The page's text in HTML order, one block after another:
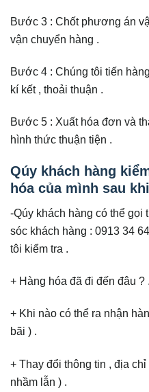
Bước 3 : Chốt phương án
vận chuyển hàng .
Bước 4 : Chúng tôi tiến
kí kết , thoải thuận .
Bước 5 : Xuất hóa đơn và
hình thức thuận tiện .
Qúy khách hàng
hóa của mình sau
-Qúy khách hàng có thể gọi
sóc khách hàng : 0913 34
tôi kiểm tra .
+ Hàng hóa đã đi đến đâu ? .
+ Khi nào có thể ra nhận
bãi ) .
+ Thay đổi thông tin , địa
nhầm lẫn ) .